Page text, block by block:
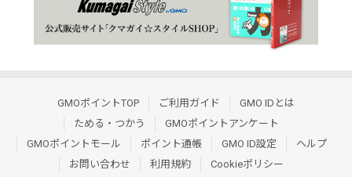
GMOポイントTOP ご利用ガイド
GMO IDとは
ためる・つかう
GMOポイントアンケート
GMOポイントモール
ポイント通帳 GMO ID設定
ヘルプ
お問い合わせ
利用規約
Cookieポリシー